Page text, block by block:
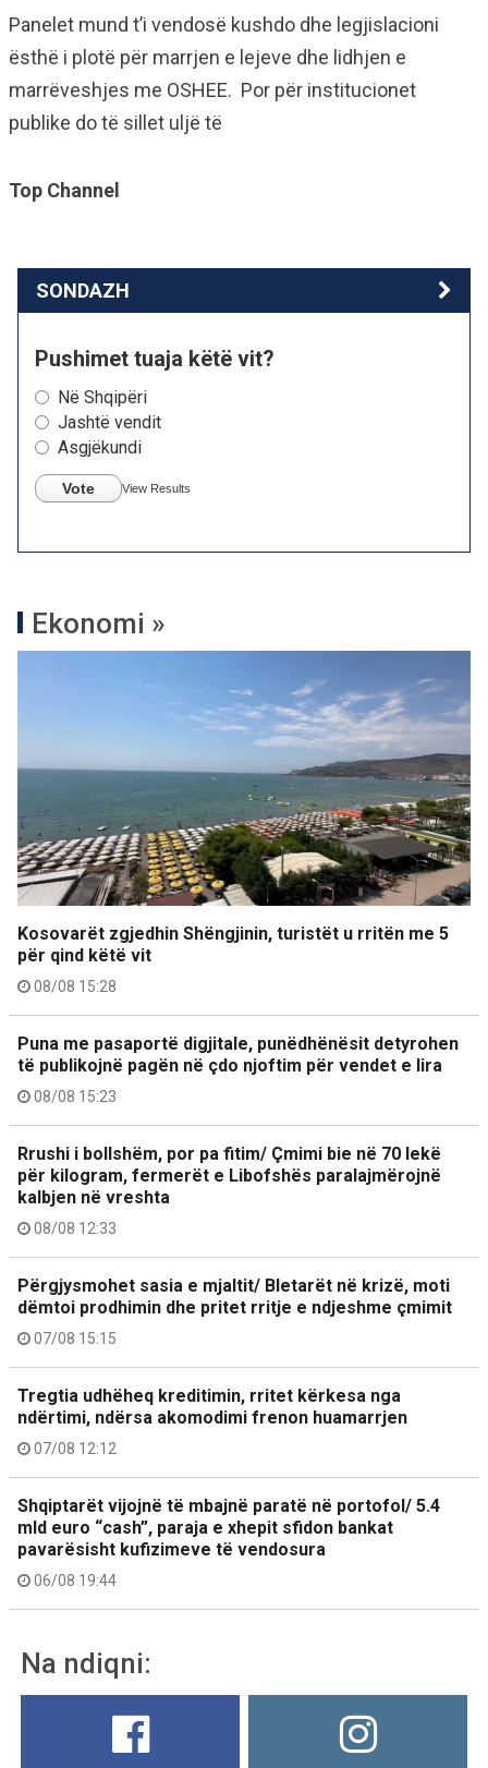
Panelet mund t’i vendosë kushdo dhe legjislacioni
ësthë i plotë për marrjen e lejeve dhe lidhjen e
marrëveshjes me OSHEE. Por për institucionet
publike do të sillet uljë të
Top Channel
SONDAZH
Pushimet tuaja këtë vit?
Në Shqipëri
Jashtë vendit
Asgjëkundi
Vote View Results
Ekonomi »
Kosovarët zgjedhin Shëngjinin, turistët u rritën me 5
për qind këtë vit
08/08 15:28
Puna me pasaportë digjitale, punëdhënësit detyrohen
të publikojnë pagën në çdo njoftim për vendet e lira
08/08 15:23
Rrushi i bollshëm, por pa fitim/ Çmimi bie në 70 lekë
për kilogram, fermerët e Libofshës paralajmërojnë
kalbjen në vreshta
08/08 12:33
Përgjysmohet sasia e mjaltit/ Bletarët në krizë, moti
dëmtoi prodhimin dhe pritet rritje e ndjeshme çmimit
07/08 15:15
Tregtia udhëheq kreditimin, rritet kërkesa nga
ndërtimi, ndërsa akomodimi frenon huamarrjen
07/08 12:12
Shqiptarët vijojnë të mbajnë paratë në portofol/ 5.4
mld euro “cash”, paraja e xhepit sfidon bankat
pavarësisht kufizimeve të vendosura
06/08 19:44
Na ndiqni: